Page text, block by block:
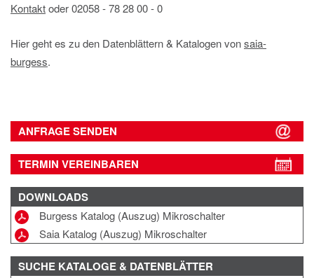
Kontaktoder 02058 ‐ 78 28 00 ‐ 0
Hier geht es zu den Datenblättern & Katalogen vonsaia-
burgess.
ANFRAGE SENDEN
TERMIN VEREINBAREN
DOWNLOADS
Burgess Katalog (Auszug) Mikroschalter
Saia Katalog (Auszug) Mikroschalter
SUCHE KATALOGE & DATENBLÄTTER